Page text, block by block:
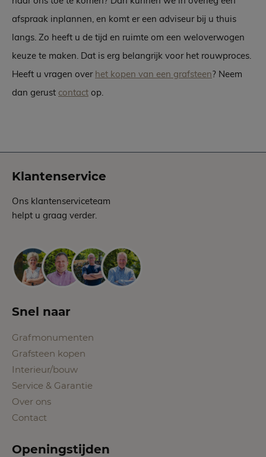
afspraak inplannen, en komt er een adviseur bij u thuis
langs. Zo heeft u de tijd en ruimte om een weloverwogen
keuze te maken. Dat is erg belangrijk voor het rouwproces.
Heeft u vragen over het kopen van een grafsteen? Neem
dan gerust contact op.
Klantenservice
Ons klantenserviceteam
helpt u graag verder.
Snel naar
Grafmonumenten
Grafsteen kopen
Interieur/bouw
Service & Garantie
Over ons
Contact
Openingstijden